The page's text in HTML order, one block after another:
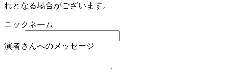
れとなる場合がございます。
ニックネーム
演者さんへのメッセージ